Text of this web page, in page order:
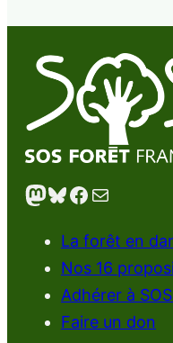
Mastodon Bluesky Facebook E-mail
La forêt en
Nos 16
Adhérer à
Faire un don